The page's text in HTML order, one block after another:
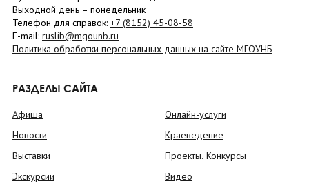
Выходной день – понедельник
Телефон для справок: +7 (8152) 45-08-58
E-mail: ruslib@mgounb.ru
Политика обработки персональных данных на сайте МГОУНБ
РАЗДЕЛЫ САЙТА
Афиша
Новости
Выставки
Экскурсии
Онлайн-услуги
Краеведение
Проекты. Конкурсы
Видео